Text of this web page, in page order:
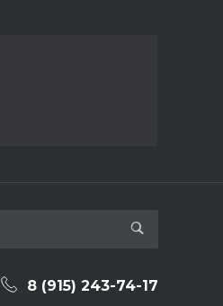
8 (915) 243-74-17